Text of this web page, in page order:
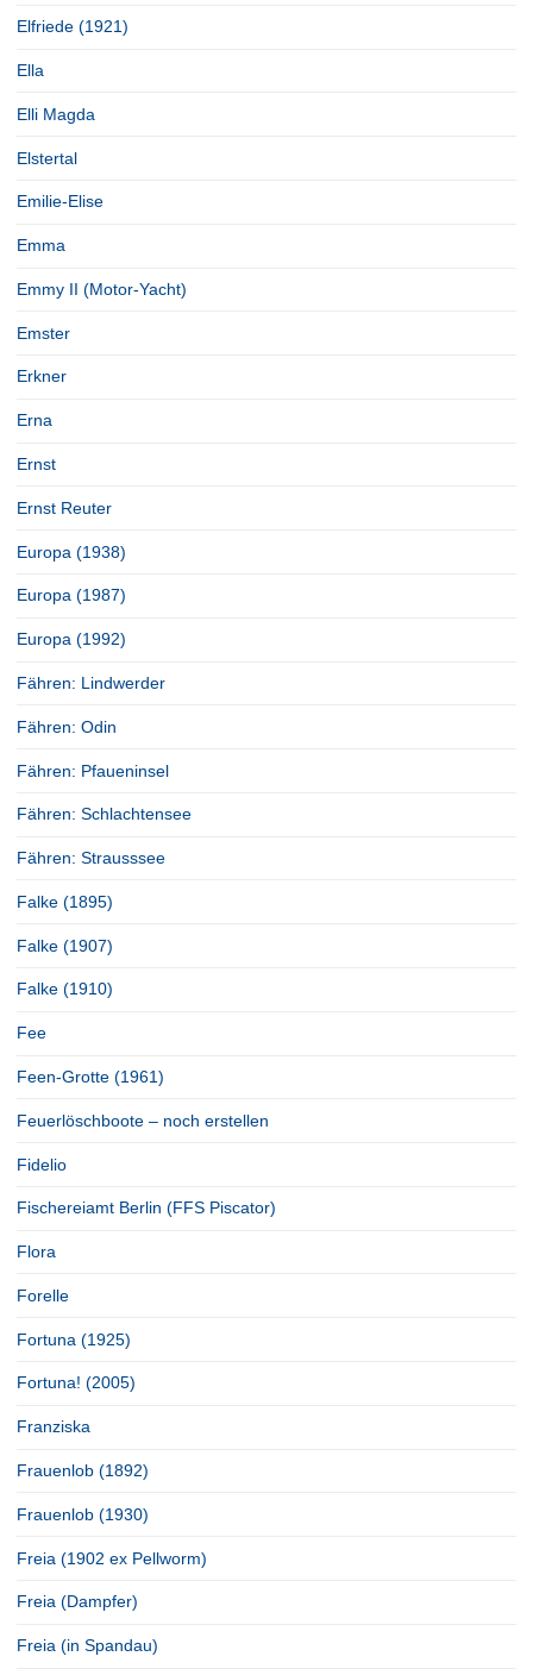
Elfriede (1921)
Ella
Elli Magda
Elstertal
Emilie-Elise
Emma
Emmy II (Motor-Yacht)
Emster
Erkner
Erna
Ernst
Ernst Reuter
Europa (1938)
Europa (1987)
Europa (1992)
Fähren: Lindwerder
Fähren: Odin
Fähren: Pfaueninsel
Fähren: Schlachtensee
Fähren: Strausssee
Falke (1895)
Falke (1907)
Falke (1910)
Fee
Feen-Grotte (1961)
Feuerlöschboote – noch erstellen
Fidelio
Fischereiamt Berlin (FFS Piscator)
Flora
Forelle
Fortuna (1925)
Fortuna! (2005)
Franziska
Frauenlob (1892)
Frauenlob (1930)
Freia (1902 ex Pellworm)
Freia (Dampfer)
Freia (in Spandau)